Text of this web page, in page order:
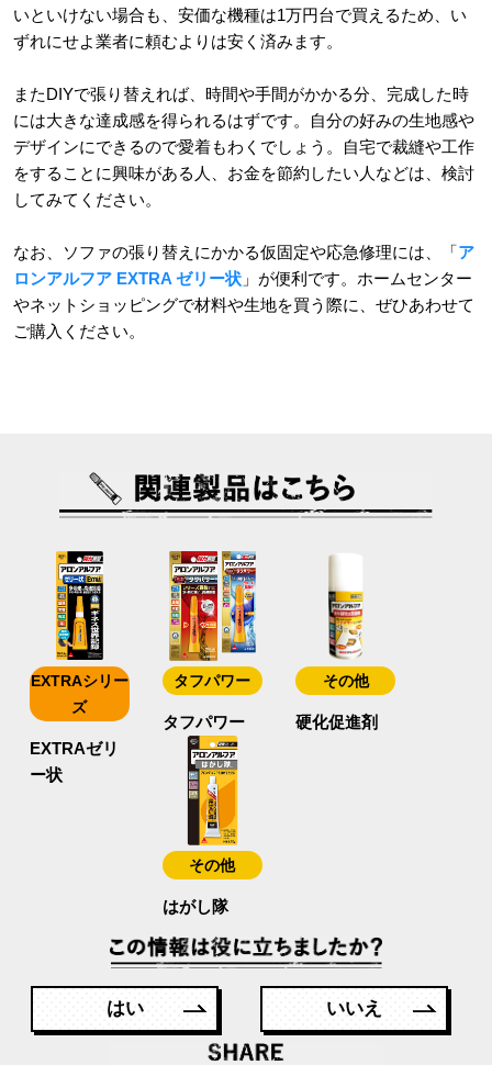
いといけない場合も、安価な機種は1万円台で買えるため、い
ずれにせよ業者に頼むよりは安く済みます。
またDIYで張り替えれば、時間や手間がかかる分、完成した時
には大きな達成感を得られるはずです。自分の好みの生地感や
デザインにできるので愛着もわくでしょう。自宅で裁縫や工作
をすることに興味がある人、お金を節約したい人などは、検討
してみてください。
なお、ソファの張り替えにかかる仮固定や応急修理には、「 ア
ロンアルフア EXTRA ゼリー状」が便利です。ホームセンター
やネットショッピングで材料や生地を買う際に、ぜひあわせて
ご購入ください。
EXTRAシリー
ズ
EXTRAゼリ
ー状
タフパワー
タフパワー
その他
硬化促進剤
その他
はがし隊
はい いいえ